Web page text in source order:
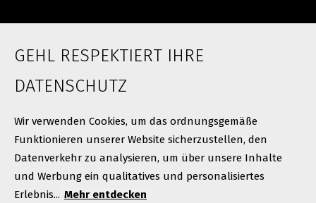
Karriere
Neuigkeiten
GEHL RESPEKTIERT IHRE
DATENSCHUTZ
Wir verwenden Cookies, um das ordnungsgemäße
Funktionieren unserer Website sicherzustellen, den
Datenverkehr zu analysieren, um über unsere Inhalte
und Werbung ein qualitatives und personalisiertes
Erlebnis... Mehr entdecken